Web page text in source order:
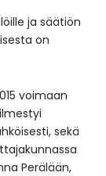
ja säätiön
on
voimaan
sekä
Perälään,